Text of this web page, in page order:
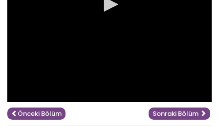
Önceki Bölüm Sonraki Bölüm